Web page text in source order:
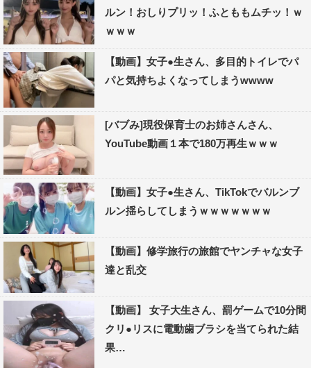
ルン！おしりプリッ！ふとももムチッ！ｗ
ｗｗｗ
【動画】女子●生さん、多目的トイレでパ
パと気持ちよくなってしまうwwww
[バブみ]現役保育士のお姉さんさん、
YouTube動画１本で180万再生ｗｗｗ
【動画】女子●生さん、TikTokでバルンブ
ルン揺らしてしまうｗｗｗｗｗｗｗ
【動画】修学旅行の旅館でヤンチャな女子
達と乱交
【動画】 女子大生さん、罰ゲームで10分間
クリ●リスに電動歯ブラシを当てられた結
果…